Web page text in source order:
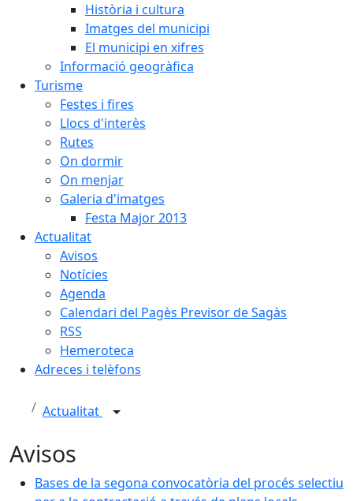
Història i cultura
Imatges del municipi
El municipi en xifres
Informació geogràfica
Turisme
Festes i fires
Llocs d'interès
Rutes
On dormir
On menjar
Galeria d'imatges
Festa Major 2013
Actualitat
Avisos
Notícies
Agenda
Calendari del Pagès Previsor de Sagàs
RSS
Hemeroteca
Adreces i telèfons
Actualitat
Avisos
Bases de la segona convocatòria del procés selectiu